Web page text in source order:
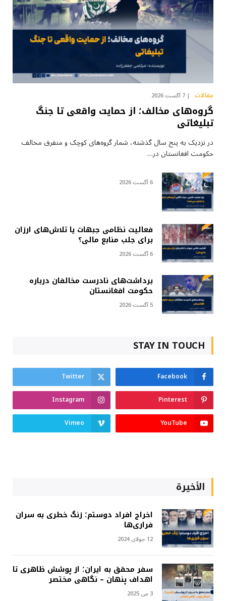
مقالات 7 آگست 2026
گروه‌های مخالف؛ از حمایت واقعی تا جنگ
تبلیغاتی
در نزدیک به پنج سال گذشته، شمار گروه‌های کوچک و متفرق مخالف
حکومت افغانستان در…
6 آگست 2026
فعالیت نظامی جبهات یا تلاش‌های ارزان
برای جلب منابع مالی؟
6 آگست 2026
برداشت‌های نادرست مخالفان درباره
حکومت افغانستان
5 آگست 2026
STAY IN TOUCH
Facebook
Twitter
Pinterest
Instagram
YouTube
Vimeo
الأخيرة
اخراج افراد دوستم؛ زنگ خطری به سران
فراری‌ها
12 جولای 2024
سفر محقق به ایران؛ از پوشش ظاهری تا
اهداف پنهان – نگاهی مختصر
3 می 2025